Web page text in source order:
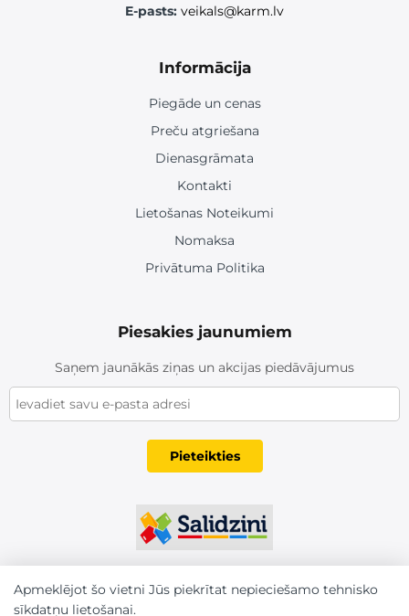
E-pasts: veikals@karm.lv
Informācija
Piegāde un cenas
Preču atgriešana
Dienasgrāmata
Kontakti
Lietošanas Noteikumi
Nomaksa
Privātuma Politika
Piesakies jaunumiem
Saņem jaunākās ziņas un akcijas piedāvājumus
Pieteikties
Apmeklējot šo vietni Jūs piekrītat nepieciešamo tehnisko
sīkdatņu lietošanai.